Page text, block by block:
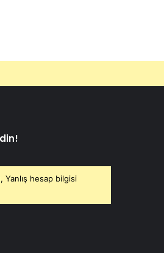
Yanlış hesap bilgisi